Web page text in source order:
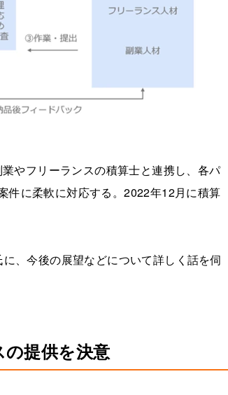
やフリーランスの積算士と連携し、各パ
件に柔軟に対応する。2022年12月に積算
、今後の展望などについて詳しく話を伺
提供を決意